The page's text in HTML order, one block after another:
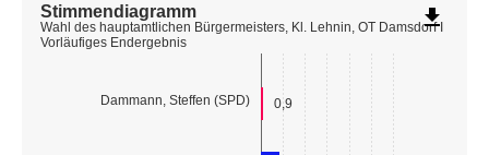
Dammann, Steffen (SPD) 0,9
Stimmendiagramm
Wahl des hauptamtlichen Bürgermeisters, Kl. Lehnin, OT Damsdorf I
Vorläufiges Endergebnis
file_download